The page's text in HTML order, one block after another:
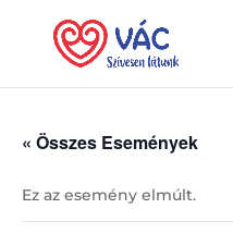
« Összes Események
Ez az esemény elmúlt.